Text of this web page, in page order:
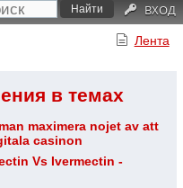
ВХОД
Лента
в темах
maximera nojet av att
casinon
Vs Ivermectin -